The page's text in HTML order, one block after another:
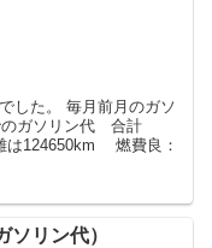
した。 毎月前月のガソ
のガソリン代 合計
は124650km 燃費良：
ソリン代）